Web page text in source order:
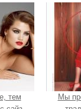
тем
Мы